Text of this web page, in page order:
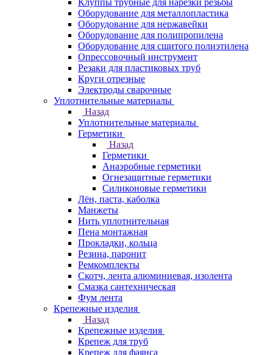
Клуппы трубные для нарезки резьбы
Оборудование для металлопластика
Оборудование для нержавейки
Оборудование для полипропилена
Оборудование для сшитого полиэтилена
Опрессовочный инструмент
Резаки для пластиковых труб
Круги отрезные
Электроды сварочные
Уплотнительные материалы
Назад
Уплотнительные материалы
Герметики
Назад
Герметики
Анаэробные герметики
Огнезащитные герметики
Силиконовые герметики
Лён, паста, каболка
Манжеты
Нить уплотнительная
Пена монтажная
Прокладки, кольца
Резина, паронит
Ремкомплекты
Скотч, лента алюминиевая, изолента
Смазка сантехническая
Фум лента
Крепежные изделия
Назад
Крепежные изделия
Крепеж для труб
Крепеж для фаянса